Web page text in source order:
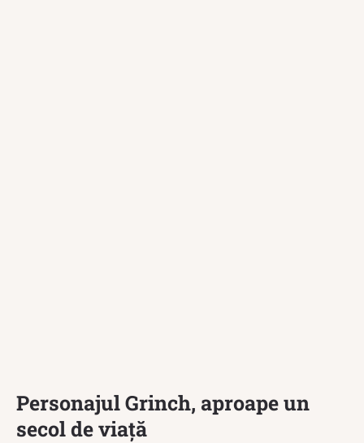
Personajul Grinch, aproape un
secol de viață